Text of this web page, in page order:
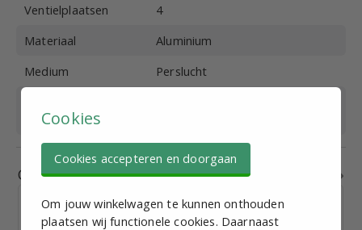
Ventielplaatsen
4
Materiaal
Aluminium
Medium
Perslucht
ventieltype
Gerelateerde producten
Cookies
Cookies accepteren en doorgaan
Om jouw winkelwagen te kunnen onthouden
plaatsen wij functionele cookies. Daarnaast